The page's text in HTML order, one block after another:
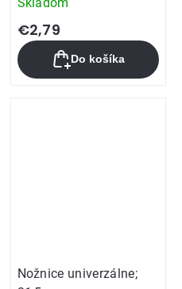
€2,79
Do košíka
Nožnice univerzálne;